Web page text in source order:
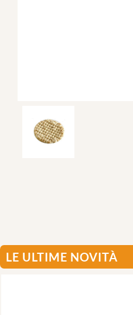
LE ULTIME NOVITÀ